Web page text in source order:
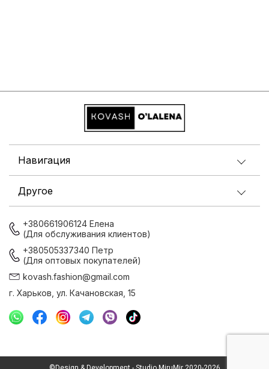
Навигация
Другое
+380661906124 Елена
(Для обслуживания клиентов)
+380505337340 Петр
(Для оптовых покупателей)
kovash.fashion@gmail.com
г. Харьков, ул. Качановская, 15